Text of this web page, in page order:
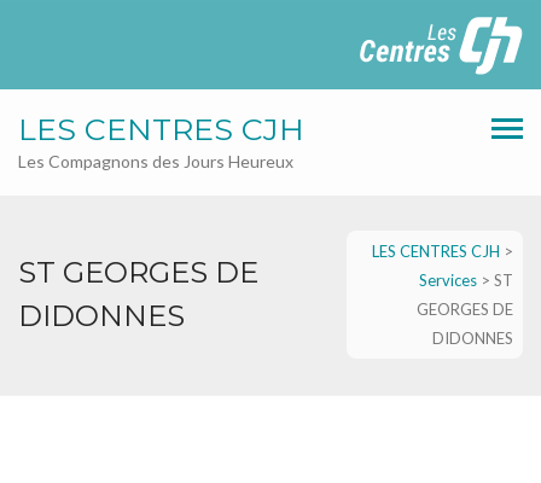
LES CENTRES CJH
Les Compagnons des Jours Heureux
ST GEORGES DE
DIDONNES
LES CENTRES CJH >
Services > ST
GEORGES DE
DIDONNES